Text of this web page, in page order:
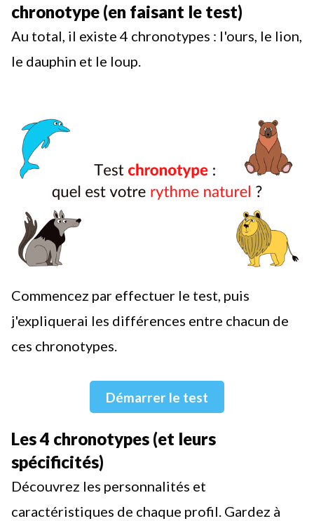
chronotype (en faisant le test)
Au total, il existe 4 chronotypes : l'ours, le lion,
le dauphin et le loup.
Commencez par effectuer le test, puis
j'expliquerai les différences entre chacun de
ces chronotypes.
Démarrer le test
Les 4 chronotypes (et leurs
spécificités)
Découvrez les personnalités et
caractéristiques de chaque profil. Gardez à